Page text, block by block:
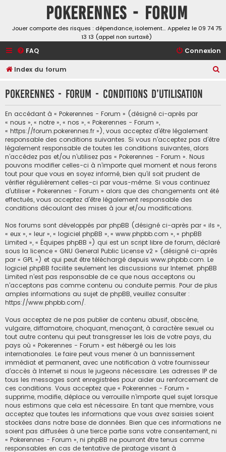
Pokerennes - Forum
Jouer comporte des risques : dépendance, isolement… Appelez le 09 74 75
13 13 (appel non surtaxé)
FAQ Connexion
Index du forum
h
Pokerennes - Forum - Conditions d’utilisation
En accédant à « Pokerennes - Forum » (désigné ci-après par
« nous », « notre », « nos », « Pokerennes - Forum »,
« https://forum.pokerennes.fr »), vous acceptez d’être légalement
responsable des conditions suivantes. Si vous n’acceptez pas d’être
légalement responsable de toutes les conditions suivantes, alors
n’accédez pas et/ou n’utilisez pas « Pokerennes - Forum ». Nous
pouvons modifier celles-ci à n’importe quel moment et nous ferons
tout pour que vous en soyez informé, bien qu’il soit prudent de
vérifier régulièrement celles-ci par vous-même. Si vous continuez
d’utiliser « Pokerennes - Forum » alors que des changements ont été
effectués, vous acceptez d’être légalement responsable des
conditions découlant des mises à jour et/ou modifications.
Nos forums sont développés par phpBB (désigné ci-après par « ils »,
« eux », « leur », « logiciel phpBB », « www.phpbb.com », « phpBB
Limited », « Équipes phpBB ») qui est un script libre de forum, déclaré
sous la licence « GNU General Public License v2 » (désigné ci-après
par « GPL ») et qui peut être téléchargé depuis www.phpbb.com. Le
logiciel phpBB facilite seulement les discussions sur Internet. phpBB
Limited n’est pas responsable de ce que nous acceptons ou
n’acceptons pas comme contenu ou conduite permis. Pour de plus
amples informations au sujet de phpBB, veuillez consulter :
https://www.phpbb.com/.
Vous acceptez de ne pas publier de contenu abusif, obscène,
vulgaire, diffamatoire, choquant, menaçant, à caractère sexuel ou
tout autre contenu qui peut transgresser les lois de votre pays, du
pays où « Pokerennes - Forum » est hébergé ou les lois
internationales. Le faire peut vous mener à un bannissement
immédiat et permanent, avec une notification à votre fournisseur
d’accès à Internet si nous le jugeons nécessaire. Les adresses IP de
tous les messages sont enregistrées pour aider au renforcement de
ces conditions. Vous acceptez que « Pokerennes - Forum »
supprime, modifie, déplace ou verrouille n’importe quel sujet lorsque
nous estimons que cela est nécessaire. En tant que membre, vous
acceptez que toutes les informations que vous avez saisies soient
stockées dans notre base de données. Bien que ces informations ne
soient pas diffusées à une tierce partie sans votre consentement, ni
« Pokerennes - Forum », ni phpBB ne pourront être tenus comme
responsables en cas de tentative de piratage visant à